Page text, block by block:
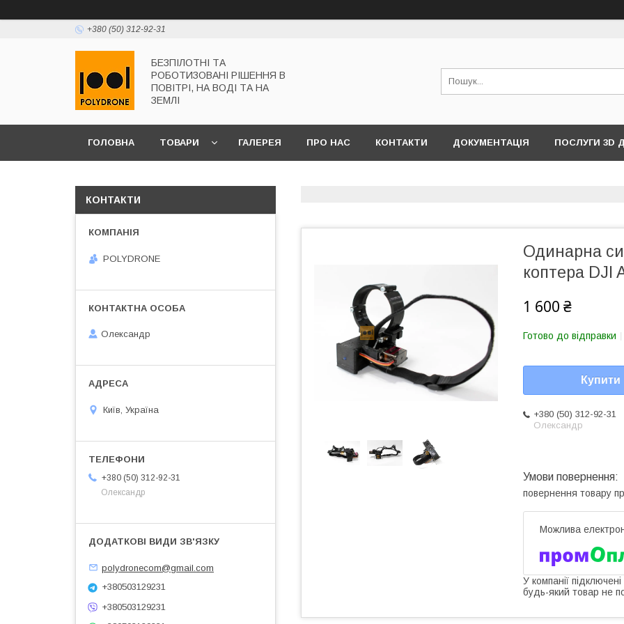
+380 (50) 312-92-31
БЕЗПІЛОТНІ ТА
РОБОТИЗОВАНІ РІШЕННЯ В
ПОВІТРІ, НА ВОДІ ТА НА
ЗЕМЛІ
ГОЛОВНА ТОВАРИ ГАЛЕРЕЯ ПРО НАС КОНТАКТИ ДОКУМЕНТАЦІЯ ПОСЛУГИ 3D
Одинарна
коптера DJI
1 600 ₴
Готово до відправки
Купити
+380 (50) 312-92-31
Олександр
повернення товару
У компанії
будь-який товар не
КОНТАКТИ
POLYDRONE
Олександр
Київ, Україна
+380 (50) 312-92-31
Олександр
polydronecom@gmail.com
+380503129231
+380503129231